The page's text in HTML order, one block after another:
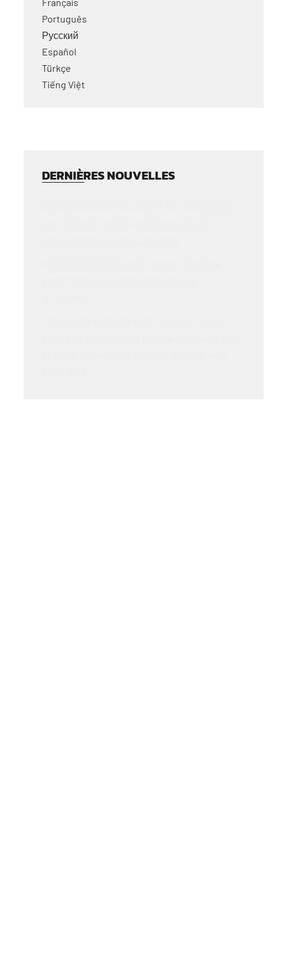
Português
Русский
Español
Türkçe
Tiếng Việt
DERNIÈRES NOUVELLES